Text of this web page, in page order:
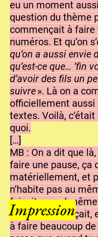
Impression
eu un moment
question du thème
commençait à
numéros. Et qu’on
qu’on a aussi envie
qu’est-ce que… ’fin
d’avoir des fils un
suivre». Là on a
officiellement aussi
textes. Voilà,
quoi.
[…]
MB : On a dit que
faire une pause, ça
matériellement, et
n’habite pas au
faisait quand
qu’on commençait,
à faire beaucoup